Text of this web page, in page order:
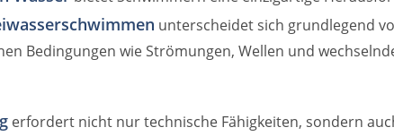
unterscheidet sich grundlegend
Bedingungen wie Strömungen, Wellen und
erfordert nicht nur technische Fähigkeiten, sondern